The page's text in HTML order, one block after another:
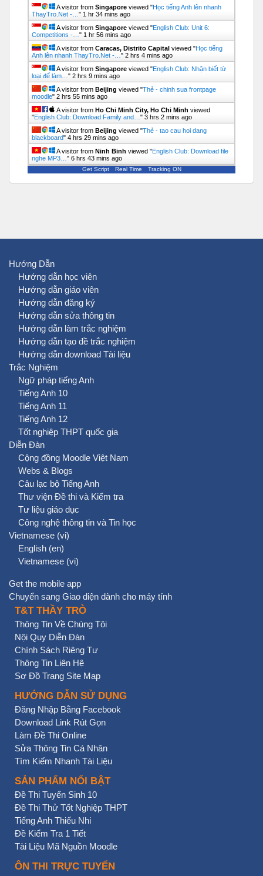
A visitor from Singapore viewed "Học tiếng Anh lên nhanh
ThayTro.Net -… " 1 hr 34 mins ago
A visitor from Singapore viewed "English Club: Unit 6:
Competitions -… " 1 hr 56 mins ago
A visitor from Caracas, Distrito Capital viewed "Học tiếng
Anh lên nhanh ThayTro.Net -… " 2 hrs 4 mins ago
A visitor from Singapore viewed "English Club: Nhận biết từ
loại để làm… " 2 hrs 9 mins ago
A visitor from Beijing viewed "Thẻ - chinh sua frontpage
moodle" 2 hrs 55 mins ago
A visitor from Ho Chi Minh City, Ho Chi Minh viewed
"English Club: Download Family and… " 3 hrs 2 mins ago
A visitor from Beijing viewed "Thẻ - tao cau hoi dang
blackboard" 4 hrs 30 mins ago
A visitor from Ninh Binh viewed "English Club: Download file
nghe MP3… " 6 hrs 43 mins ago
Get Script Real Time Tracking ON
Hướng Dẫn
Hướng dẫn học viên
Hướng dẫn giáo viên
Hướng dẫn đăng ký
Hướng dẫn sửa thông tin
Hướng dẫn làm trắc nghiệm
Hướng dẫn tạo đề trắc nghiệm
Hướng dẫn download Tài liệu
Trắc Nghiệm
Ngữ pháp tiếng Anh
Tiếng Anh 10
Tiếng Anh 11
Tiếng Anh 12
Tốt nghiệp THPT quốc gia
Diễn Đàn
Cộng đồng Moodle Việt Nam
Webs & Blogs
Câu lạc bộ Tiếng Anh
Thư viện Đề thi và Kiểm tra
Tư liệu giáo dục
Công nghệ thông tin và Tin học
Vietnamese ‎(vi)‎
English ‎(en)‎
Vietnamese ‎(vi)‎
Get the mobile app
Chuyển sang Giao diện dành cho máy tính
T&T THẦY TRÒ
Thông Tin Về Chúng Tôi
Nội Quy Diễn Đàn
Chính Sách Riêng Tư
Thông Tin Liên Hệ
Sơ Đồ Trang Site Map
HƯỚNG DẪN SỬ DỤNG
Đăng Nhập Bằng Facebook
Download Link Rút Gọn
Làm Đề Thi Online
Sửa Thông Tin Cá Nhân
Tìm Kiếm Nhanh Tài Liệu
SẢN PHẨM NỔI BẬT
Đề Thi Tuyển Sinh 10
Đề Thi Thử Tốt Nghiệp THPT
Tiếng Anh Thiếu Nhi
Đề Kiểm Tra 1 Tiết
Tài Liệu Mã Nguồn Moodle
ÔN THI TRỰC TUYẾN